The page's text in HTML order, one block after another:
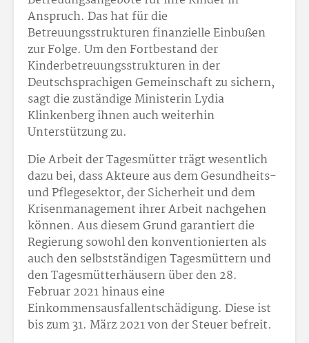
Anspruch. Das hat für die
Betreuungsstrukturen finanzielle Einbußen
zur Folge. Um den Fortbestand der
Kinderbetreuungsstrukturen in der
Deutschsprachigen Gemeinschaft zu sichern,
sagt die zuständige Ministerin Lydia
Klinkenberg ihnen auch weiterhin
Unterstützung zu.
Die Arbeit der Tagesmütter trägt wesentlich
dazu bei, dass Akteure aus dem Gesundheits-
und Pflegesektor, der Sicherheit und dem
Krisenmanagement ihrer Arbeit nachgehen
können. Aus diesem Grund garantiert die
Regierung sowohl den konventionierten als
auch den selbstständigen Tagesmüttern und
den Tagesmütterhäusern über den 28.
Februar 2021 hinaus eine
Einkommensausfallentschädigung. Diese ist
bis zum 31. März 2021 von der Steuer befreit.